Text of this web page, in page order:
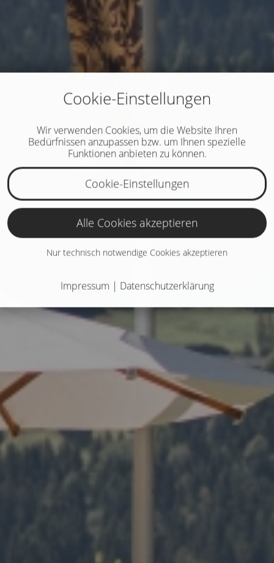
Cookie-Einstellungen
Wir verwenden Cookies, um die Website Ihren
Bedürfnissen anzupassen bzw. um Ihnen spezielle
Funktionen anbieten zu können.
Cookie-Einstellungen
Alle Cookies akzeptieren
Nur technisch notwendige Cookies akzeptieren
Impressum | Datenschutzerklärung